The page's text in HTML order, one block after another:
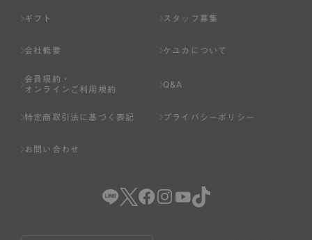
ギフト スタッフ募集
会社概要 ケユカについて
会員規約・
オンラインご利用規約
Q&A
特定商取引法に基づく表記 プライバシーポリシー
お問い合わせ